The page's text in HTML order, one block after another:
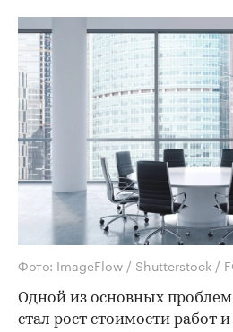
Фото: ImageFlow / Shutterstock /
Одной из основных
стал рост стоимости работ